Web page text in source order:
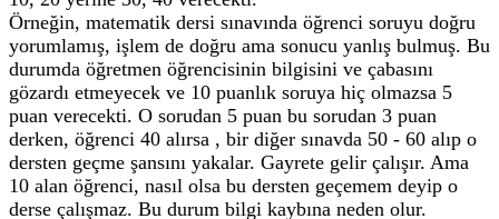
Örneğin, matematik dersi sınavında öğrenci soruyu doğru
yorumlamış, işlem de doğru ama sonucu yanlış bulmuş. Bu
durumda öğretmen öğrencisinin bilgisini ve çabasını
gözardı etmeyecek ve 10 puanlık soruya hiç olmazsa 5
puan verecekti. O sorudan 5 puan bu sorudan 3 puan
derken, öğrenci 40 alırsa , bir diğer sınavda 50 - 60 alıp o
dersten geçme şansını yakalar. Gayrete gelir çalışır. Ama
10 alan öğrenci, nasıl olsa bu dersten geçemem deyip o
derse çalışmaz. Bu durum bilgi kaybına neden olur.